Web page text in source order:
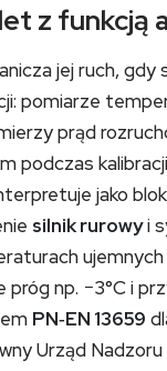
z funkcją
jej ruch, gdy
pomiarze
prąd
podczas
jako
silnik rurowyi
np. −3°C i
PN‑EN 13659
Urząd